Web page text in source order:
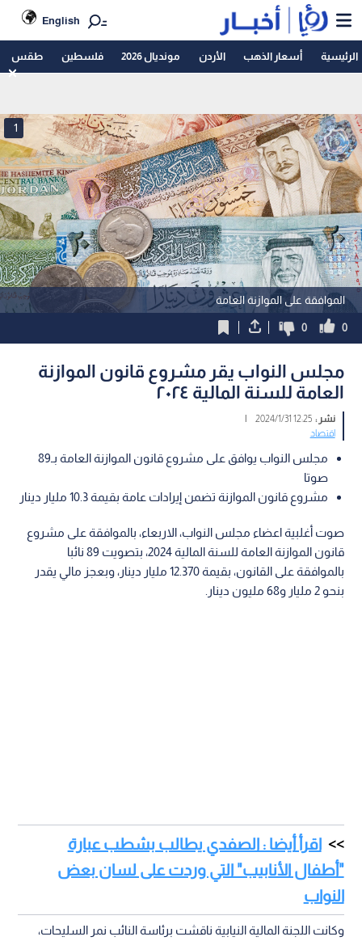
English
الرئيسية أسعار الذهب الأردن مونديال 2026 فلسطين طقس
الموافقة على الموازنة العامة
1
0
0
مجلس النواب يقر مشروع قانون الموازنة
العامة للسنة المالية ٢٠٢٤
نشر :12:25 2024/1/31
|
اقتصاد
مجلس النواب يوافق على مشروع قانون الموازنة العامة بـ89
صوتا
مشروع قانون الموازنة تضمن إيرادات عامة بقيمة 10.3 مليار دينار
صوت أغلبية اعضاء مجلس النواب، الاربعاء، بالموافقة على مشروع
قانون الموازنة العامة للسنة المالية 2024، بتصويت 89 نائبا
بالموافقة على القانون، بقيمة 12.370 مليار دينار، وبعجز مالي يقدر
بنحو 2 مليار و68 مليون دينار.
اقرأ أيضا : الصفدي يطالب بشطب عبارة
"أطفال الأنابيب" التي وردت على لسان بعض
النواب
وكانت اللجنة المالية النيابية ناقشت برئاسة النائب نمر السليحات،